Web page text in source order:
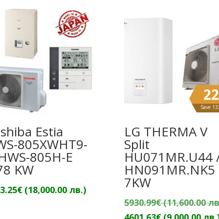
Estia
805XWHT9-
805H-E
KW
€ (18,000.00 лв.)
22
Save
LG THERMA V
Split
HU071MR.U44
HN091MR.NK5
7KW
5930.99€(11,600.00